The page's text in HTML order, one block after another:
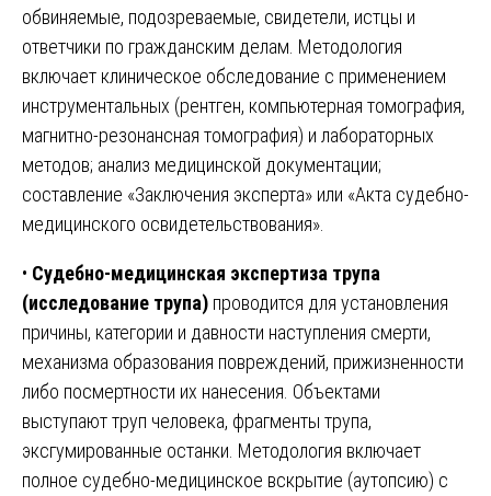
обвиняемые, подозреваемые, свидетели, истцы и
ответчики по гражданским делам. Методология
включает клиническое обследование с применением
инструментальных (рентген, компьютерная томография,
магнитно-резонансная томография) и лабораторных
методов; анализ медицинской документации;
составление «Заключения эксперта» или «Акта судебно-
медицинского освидетельствования».
• Судебно-медицинская экспертиза трупа
(исследование трупа) проводится для установления
причины, категории и давности наступления смерти,
механизма образования повреждений, прижизненности
либо посмертности их нанесения. Объектами
выступают труп человека, фрагменты трупа,
эксгумированные останки. Методология включает
полное судебно-медицинское вскрытие (аутопсию) с